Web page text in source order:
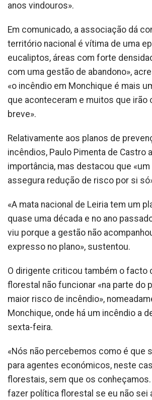
anos vindouros».
Em comunicado, a associação dá
território nacional é vítima de uma
eucaliptos, áreas com forte
com uma gestão de abandono»,
«o incêndio em Monchique é mais
que aconteceram e muitos que irão
breve».
Relativamente aos planos de
incêndios, Paulo Pimenta de Castro
importância, mas destacou que «um
assegura redução de risco por si
«A mata nacional de Leiria tem um
quase uma década e no ano
viu porque a gestão não
expresso no plano», sustentou.
O dirigente criticou também o facto
florestal não funcionar «na parte do
maior risco de incêndio»,
Monchique, onde há um incêndio a
sexta-feira.
«Nós não percebemos como é que
para agentes económicos, neste
florestais, sem que os conheçamos.
fazer política florestal se eu não sei